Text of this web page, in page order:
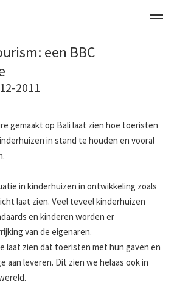
Werken met kinderen
een BBC
2011
gemaakt op Bali laat zien hoe toeristen
in stand te houden en vooral
in kinderhuizen in ontwikkeling zoals
laat zien. Veel teveel kinderhuizen
en kinderen worden er
van de eigenaren.
laat zien dat toeristen met hun gaven en
aan leveren. Dit zien we helaas ook in